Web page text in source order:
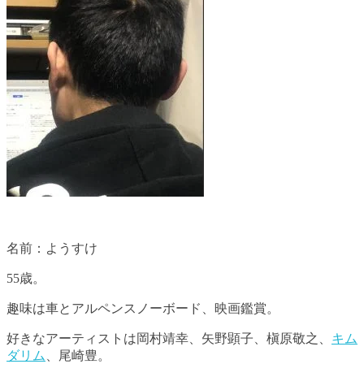
名前：ようすけ
55歳。
趣味は車とアルペンスノーボード、映画鑑賞。
好きなアーティストは岡村靖幸、矢野顕子、槇原敬之、 キム
ダリム
、尾崎豊。